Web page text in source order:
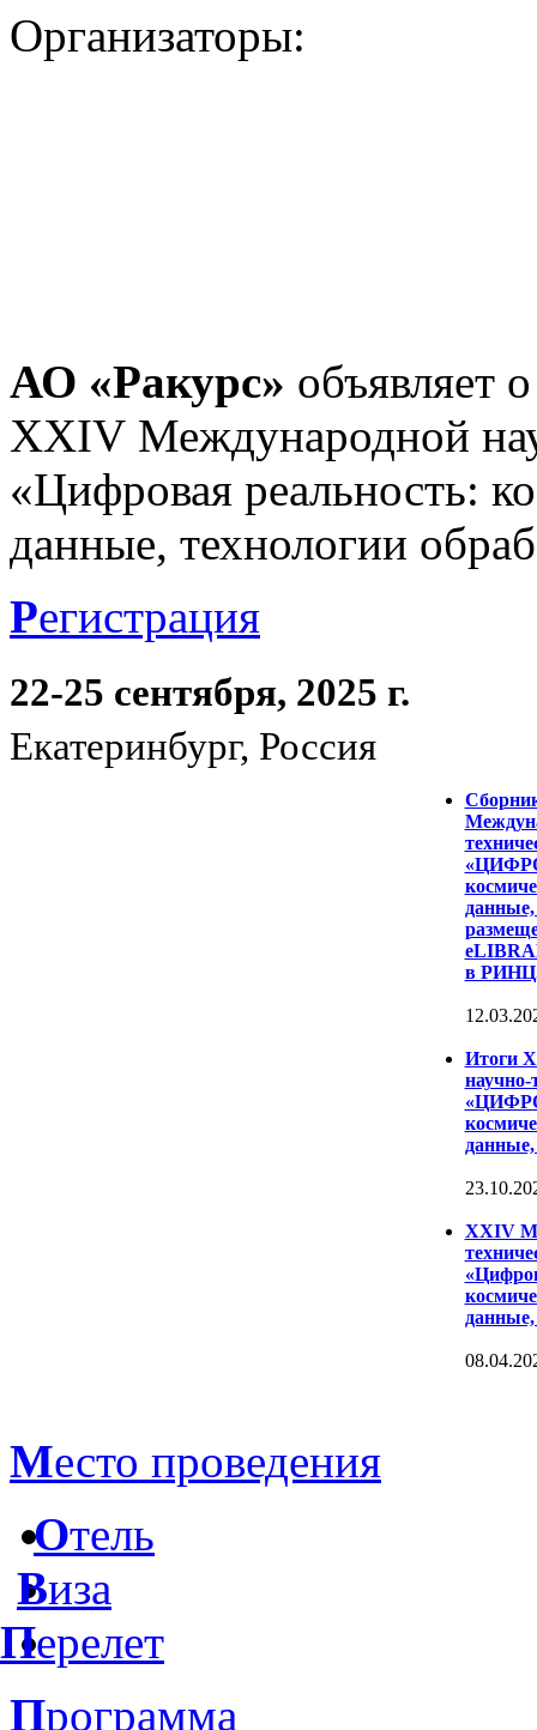
Организаторы:
АО «Ракурс» объявляет
XXIV Международной
«Цифровая реальность:
данные, технологии
Регистрация
22-25 сентября, 2025 г.
Екатеринбург, Россия
данные,
в
Итоги
научно-
данные,
XXIV
данные,
Место проведения
Отель
Виза
Перелет
Программа